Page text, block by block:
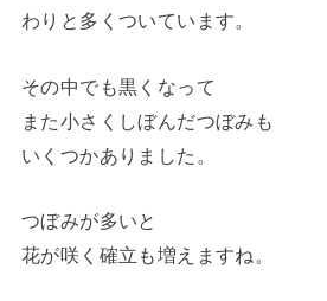
わりと多くついています。
その中でも黒くなって
また小さくしぼんだつぼみも
いくつかありました。
つぼみが多いと
花が咲く確立も増えますね。